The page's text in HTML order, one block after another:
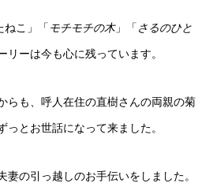
ねこ」「 モチモチの木」「 さるのひと
リーは今も心に残っています。
らも、呼人在住の直樹さんの両親の菊
っとお世話になって来ました。
妻の引っ越しのお手伝いをしました。